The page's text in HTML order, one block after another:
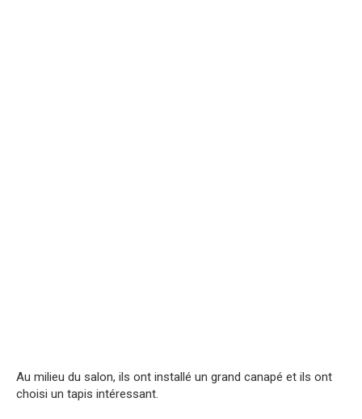
Au milieu du salon, ils ont installé un grand canapé et ils ont
choisi un tapis intéressant.